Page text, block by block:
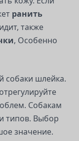
ранить
также
, Особенно
собаки шлейка.
Собакам
типов. Выбор
значение.